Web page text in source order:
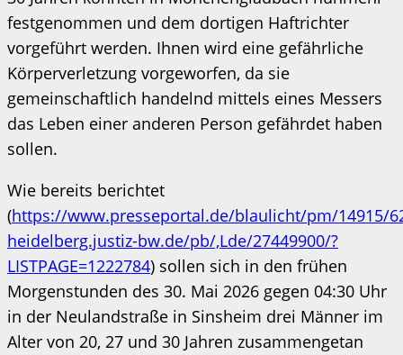
festgenommen und dem dortigen Haftrichter
vorgeführt werden. Ihnen wird eine gefährliche
Körperverletzung vorgeworfen, da sie
gemeinschaftlich handelnd mittels eines Messers
das Leben einer anderen Person gefährdet haben
sollen.
Wie bereits berichtet
(https://www.presseportal.de/blaulicht/pm/14915/
heidelberg.justiz-bw.de/pb/,Lde/27449900/?
LISTPAGE=1222784) sollen sich in den frühen
Morgenstunden des 30. Mai 2026 gegen 04:30 Uhr
in der Neulandstraße in Sinsheim drei Männer im
Alter von 20, 27 und 30 Jahren zusammengetan